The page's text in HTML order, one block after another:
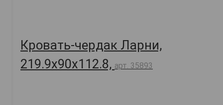
Кровать-чердак Ларни,
219.9х90х112.8, арт. 35893